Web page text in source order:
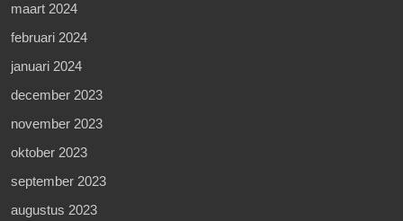
maart 2024
februari 2024
januari 2024
december 2023
november 2023
oktober 2023
september 2023
augustus 2023